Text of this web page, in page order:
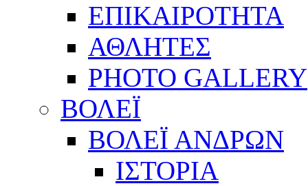
ΕΠΙΚΑΙΡΟΤΗΤΑ
ΑΘΛΗΤΕΣ
PHOTO GALLERY
ΒΟΛΕΪ
ΒΟΛΕΪ ΑΝΔΡΩΝ
ΙΣΤΟΡΙΑ